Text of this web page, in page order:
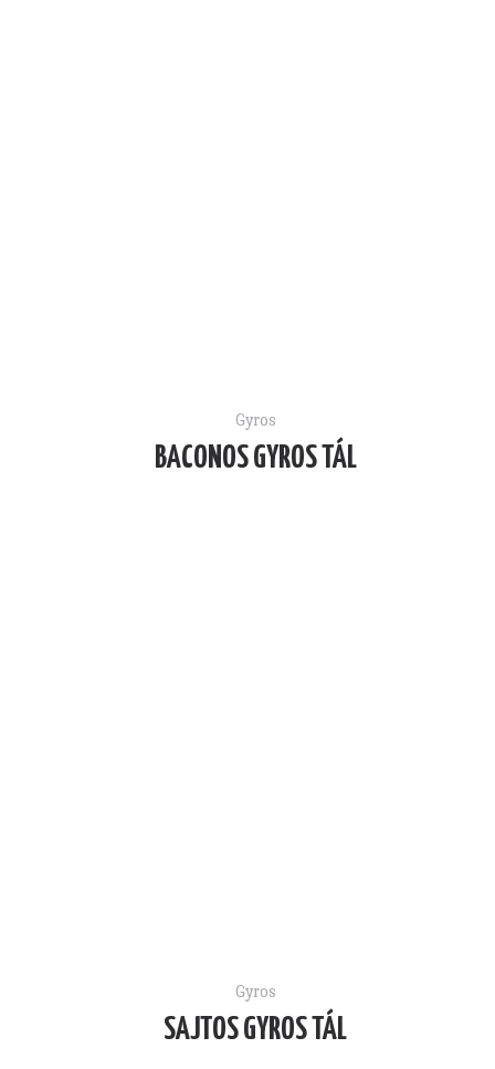
Gyros
BACONOS GYROS TÁL
Gyros
SAJTOS GYROS TÁL